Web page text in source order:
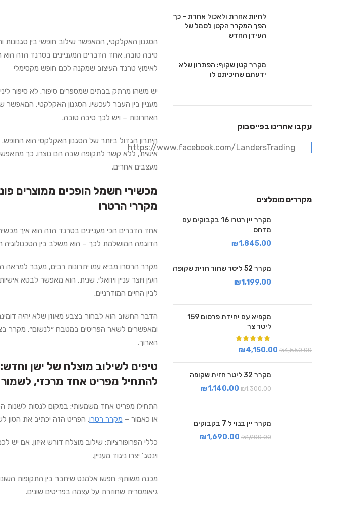
הסגנון האקלקטי, המאפשר שילוב חופשי בין
סיבה טובה. אחד הדברים המעניינים בטרנד הזה הוא
לאימוץ טרנד העיצוב שמקנה לכם חופש מקסימלי
יש משהו מרתק בבתים שמספרים סיפור. לא סיפור
מעניין בין העבר לעכשיו. הסגנון האקלקטי, המאפשר
האחרונות – ויש לכך סיבה טובה.
היתרון הגדול ביותר של הסגנון האקלקטי הוא
אישית, ללא קשר לתקופה שבה הם נוצרו. כך
מעצבים אחרים.
מכשירי חשמל הופכים ממוצרים
מקררי הרטרו
אחד הדברים הכי מעניינים בטרנד הזה הוא איך
הדוגמה המושלמת לכך – הוא משלב בין הטכנולוגיה
מקרר הרטרו מביא עמו יתרונות רבים, מעבר למראה
העין ויוצר עניין ויזואלי. שנית, הוא מאפשר לבטא
לבין החיים המודרניים.
הדבר החשוב הוא לבחור בצבע מאוזן שלא יהיה
ומאפשרים לשאר הפריטים במטבח ״לנשום״. מקרר
הארוך.
טיפים לשילוב מוצלח של ישן וחדש:
להתחיל מפריט אחד מרכזי, לשמור
התחילו מפריט אחד משמעותי: במקום לנסות לשנות
או כאמור – מקרר רטרו. הפריט הזה יכתיב את הטון
כללי הפרופורציות: שילוב מוצלח דורש איזון. אם יש
וינטג’ יצרו ניגוד מעניין.
מכנה משותף: חפשו אלמנט שיחבר בין התקופות
גיאומטרית שחוזרת על עצמה בפריטים שונים.
לחיות אחרת ולאכול אחרת – כך
הפך המקרר הקטן לסמל של
העידן החדש
מקרר קטן שקוף: הפתרון שלא
ידעתם שחיכיתם לו
עקבו אחרינו בפייסבוק
https://www.facebook.com/LandersTrading
מקררים מומלצים
מקרר יין רטרו 16 בקבוקים עם
מדחס
₪1,845.00
מקרר 52 ליטר שחור חזית שקופה
₪1,199.00
מקפיא עם יחידת פרסום 159
ליטר צר
₪4,550.00
₪4,150.00
מקרר 32 ליטר חזית שקופה
₪1,300.00
₪1,140.00
מקרר יין בנוי ל 7 בקבוקים
₪1,900.00
₪1,690.00